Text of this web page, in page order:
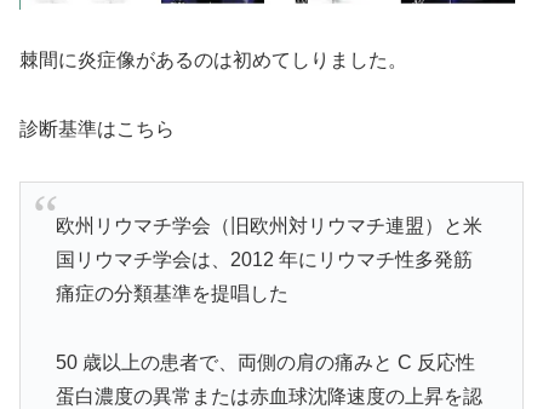
棘間に炎症像があるのは初めてしりました。
診断基準はこちら
欧州リウマチ学会（旧欧州対リウマチ連盟）と米
国リウマチ学会は、2012 年にリウマチ性多発筋
痛症の分類基準を提唱した
50 歳以上の患者で、両側の肩の痛みと C 反応性
蛋白濃度の異常または赤血球沈降速度の上昇を認